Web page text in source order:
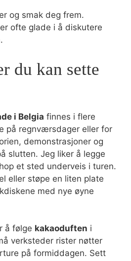
og smak deg frem.
ofte glade i å diskutere
du kan sette
i Belgia finnes i flere
på regnværsdager eller for
demonstrasjoner og
slutten. Jeg liker å legge
et sted underveis i turen.
eller støpe en liten plate
med nye øyne
å følge kakaoduften i
verksteder rister nøtter
på formiddagen. Sett